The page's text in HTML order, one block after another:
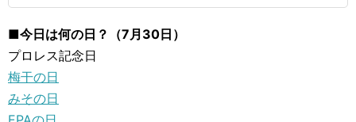
■今日は何の日？（7月30日）
プロレス記念日
梅干の日
みその日